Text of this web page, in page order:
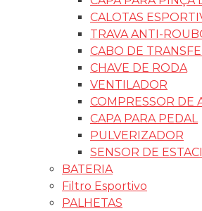
CALOTAS
TRAVA ANTI-
CABO DE
CHAVE DE RODA
VENTILADOR
COMPRESSOR DE
CAPA PARA PEDAL
PULVERIZADOR
SENSOR DE
BATERIA
Filtro Esportivo
PALHETAS